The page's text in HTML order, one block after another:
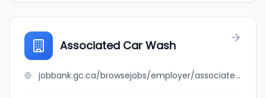
Associated Car Wash
jobbank.gc.ca/browsejobs/employer/associated+car+wash/ca